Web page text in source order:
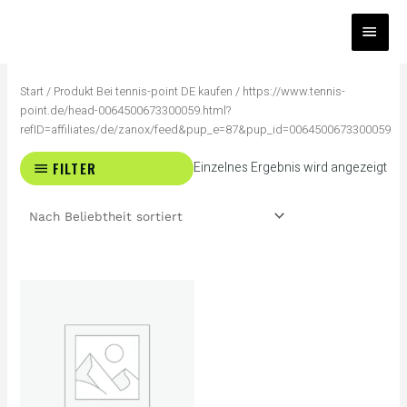
Start/ Produkt Bei tennis-point DE kaufen / https://www.tennis-
point.de/head-0064500673300059.html?
refID=affiliates/de/zanox/feed&pup_e=87&pup_id=0064500673300059
FILTER Einzelnes Ergebnis wird angezeigt